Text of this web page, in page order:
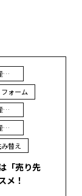
盛岡 不動産 売却
フォーム
盛岡 不動産 買取
盛岡 不動産 査定
替え
「売り先
メ！